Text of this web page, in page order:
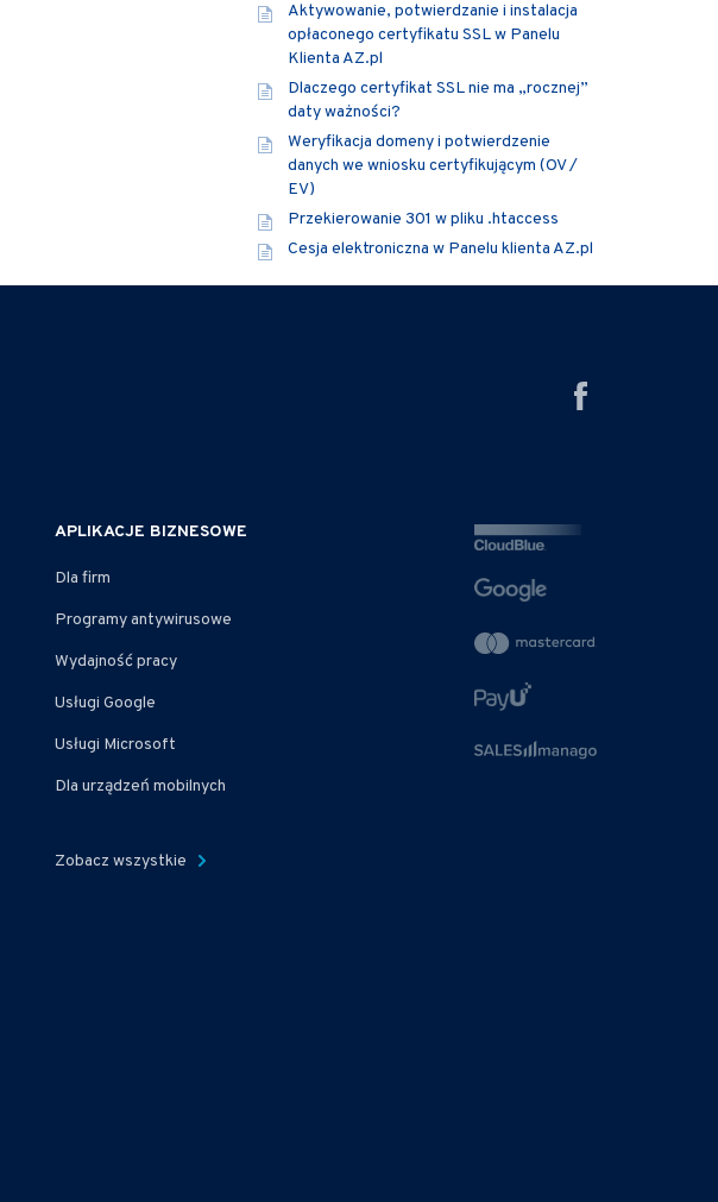
Aktywowanie, potwierdzanie i instalacja
opłaconego certyfikatu SSL w Panelu
Klienta AZ.pl
Dlaczego certyfikat SSL nie ma „rocznej”
daty ważności?
Weryfikacja domeny i potwierdzenie
danych we wniosku certyfikującym (OV /
EV)
Przekierowanie 301 w pliku .htaccess
Cesja elektroniczna w Panelu klienta AZ.pl
APLIKACJE BIZNESOWE
Dla firm
Programy antywirusowe
Wydajność pracy
Usługi Google
Usługi Microsoft
Dla urządzeń mobilnych
Zobacz wszystkie